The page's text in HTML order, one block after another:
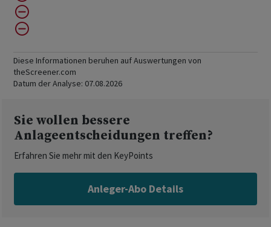
Diese Informationen beruhen auf Auswertungen von
theScreener.com
Datum der Analyse: 07.08.2026
Sie wollen bessere
Anlageentscheidungen treffen?
Erfahren Sie mehr mit den KeyPoints
Anleger-Abo Details